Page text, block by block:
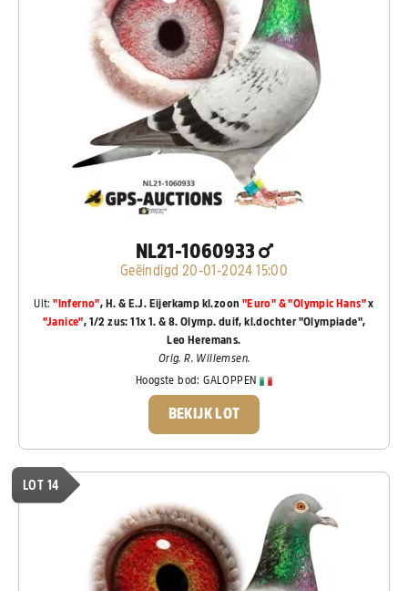
NL21-1060933
Geëindigd 20-01-2024 15:00
Uit: "Inferno", H. & E.J. Eijerkamp kl.zoon "Euro" & "Olympic Hans"x
"Janice", 1/2 zus: 11x 1. & 8. Olymp. duif, kl.dochter "Olympiade",
Leo Heremans.
Orig. R. Willemsen.
Hoogste bod:GALOPPEN
BEKIJK LOT
LOT 14